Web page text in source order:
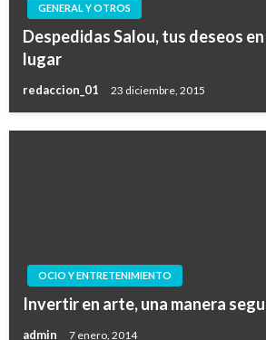
GENERAL Y OTROS
Despedidas Salou, tus deseos en
lugar
redaccion_01 23 diciembre, 2015
OCIO Y ENTRETENIMIENTO
Invertir en arte, una manera
admin 7 enero, 2014